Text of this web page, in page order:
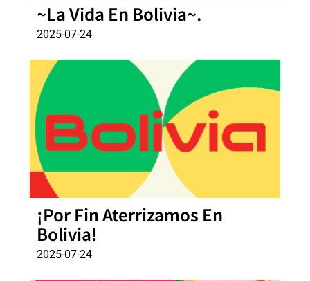
~La Vida En Bolivia~.
2025-07-24
¡Por Fin Aterrizamos En
Bolivia!
2025-07-24